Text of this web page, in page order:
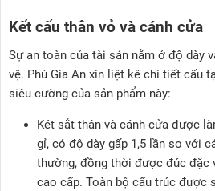
Kết cấu thân vỏ và cánh cửa
Sự an toàn của tài sản nằm ở độ dày
vệ. Phú Gia An xin liệt kê chi tiết cấu
siêu cường của sản phẩm này:
Két sắt thân và cánh cửa được
gỉ, có độ dày gấp 1,5 lần so với
thường, đồng thời được đúc đặc
cao cấp. Toàn bộ cấu trúc được